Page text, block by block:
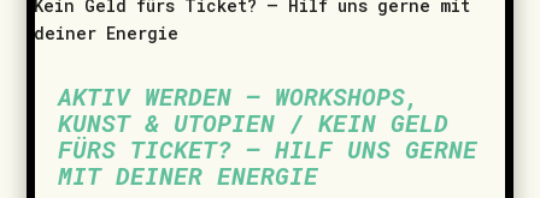
AKTIV WERDEN – WORKSHOPS,
KUNST & UTOPIEN / KEIN GELD
FÜRS TICKET? – HILF UNS GERNE
MIT DEINER ENERGIE